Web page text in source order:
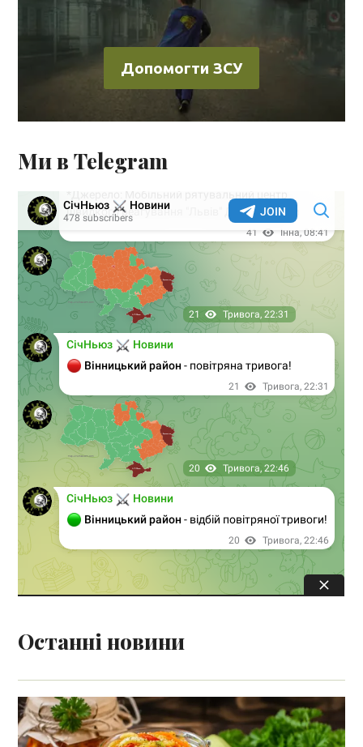
Допомогти ЗСУ
Ми в Telegram
Останні новини